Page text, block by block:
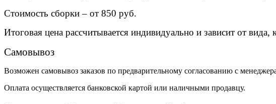
Стоимость сборки – от 850 руб.
Итоговая цена рассчитывается индивидуально и зависит от
Самовывоз
Возможен самовывоз заказов по предварительному согласованию с
Оплата осуществляется банковской картой или наличными продавцу.